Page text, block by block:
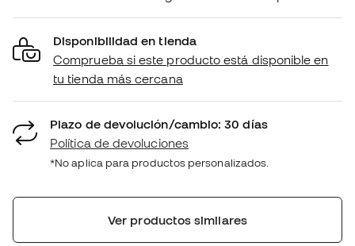
Disponibilidad en tienda
Comprueba si este producto está disponible en
tu tienda más cercana
Plazo de devolución/cambio: 30 días
Política de devoluciones
*No aplica para productos personalizados.
Ver productos similares